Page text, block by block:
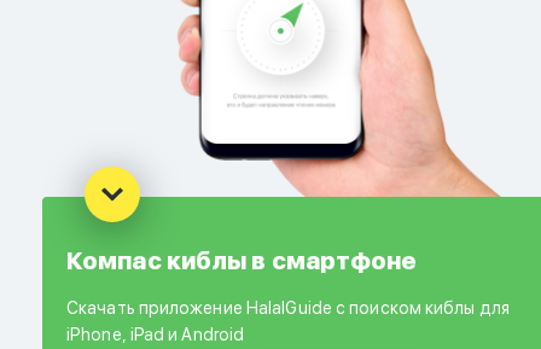
Компас киблы в смартфоне
Скачать приложение HalalGuide с поиском киблы для
iPhone, iPad и Android